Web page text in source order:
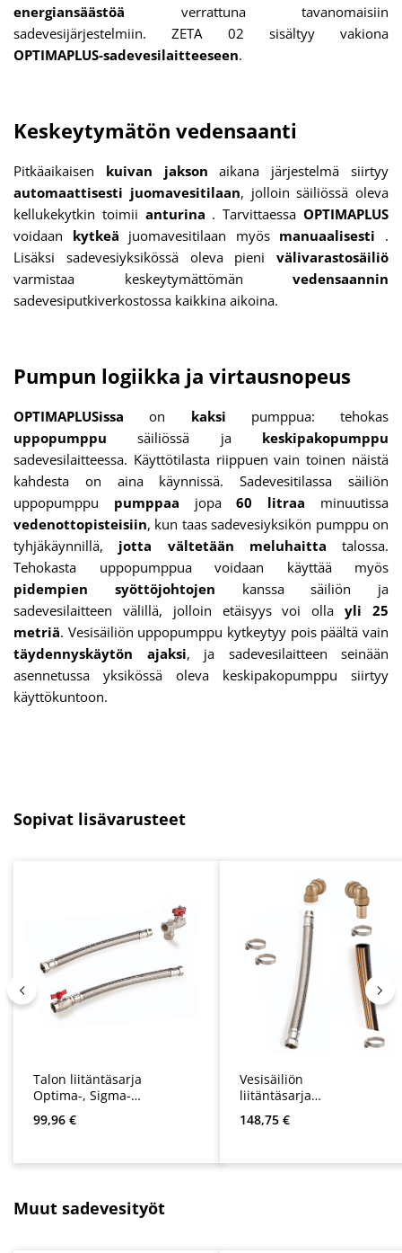
energiansäästöä verrattuna tavanomaisiin
sadevesijärjestelmiin. ZETA 02 sisältyy vakiona
OPTIMAPLUS-sadevesilaitteeseen.
Keskeytymätön vedensaanti
Pitkäaikaisen kuivan jaksonaikana järjestelmä siirtyy
automaattisesti juomavesitilaan, jolloin säiliössä oleva
kellukekytkin toimii anturina . TarvittaessaOPTIMAPLUS
voidaan kytkeä juomavesitilaan myös manuaalisesti .
Lisäksi sadevesiyksikössä oleva pieni välivarastosäiliö
varmistaa keskeytymättömän vedensaannin
sadevesiputkiverkostossa kaikkina aikoina.
Pumpun logiikka ja virtausnopeus
OPTIMAPLUSissaon kaksi pumppua: tehokas
uppopumppusäiliössä ja keskipakopumppu
sadevesilaitteessa. Käyttötilasta riippuen vain toinen näistä
kahdesta on aina käynnissä. Sadevesitilassa säiliön
uppopumppu pumppaa jopa60 litraa minuutissa
vedenottopisteisiin, kun taas sadevesiyksikön pumppu on
tyhjäkäynnillä, jotta vältetään meluhaitta talossa.
Tehokasta uppopumppua voidaan käyttää myös
pidempien syöttöjohtojen kanssa säiliön ja
sadevesilaitteen välillä, jolloin etäisyys voi ollayli 25
metriä. Vesisäiliön uppopumppu kytkeytyy pois päältä vain
täydennyskäytön
ajaksi, ja sadevesilaitteen seinään
asennetussa yksikössä oleva keskipakopumppu siirtyy
käyttökuntoon.
Ohita tuotegalleria
Sopivat lisävarusteet
Talon liitäntäsarja
Optima-, Sigma-
ja Multimat- /
Sigura 9 -
Normaali hinta:
99,96 €
Vesisäiliön
liitäntäsarja
Multimat, Sigma,
Optima, Optima
AspriPlus -
Normaali hinta:
148,75 €
Ohita tuotegalleria
Muut sadevesityöt